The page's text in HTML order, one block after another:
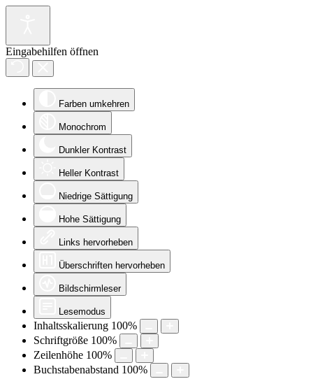
Eingabehilfen öffnen
Farben umkehren
Monochrom
Dunkler Kontrast
Heller Kontrast
Niedrige Sättigung
Hohe Sättigung
Links hervorheben
Überschriften hervorheben
Bildschirmleser
Lesemodus
Inhaltsskalierung 100%
Schriftgröße 100%
Zeilenhöhe 100%
Buchstabenabstand 100%